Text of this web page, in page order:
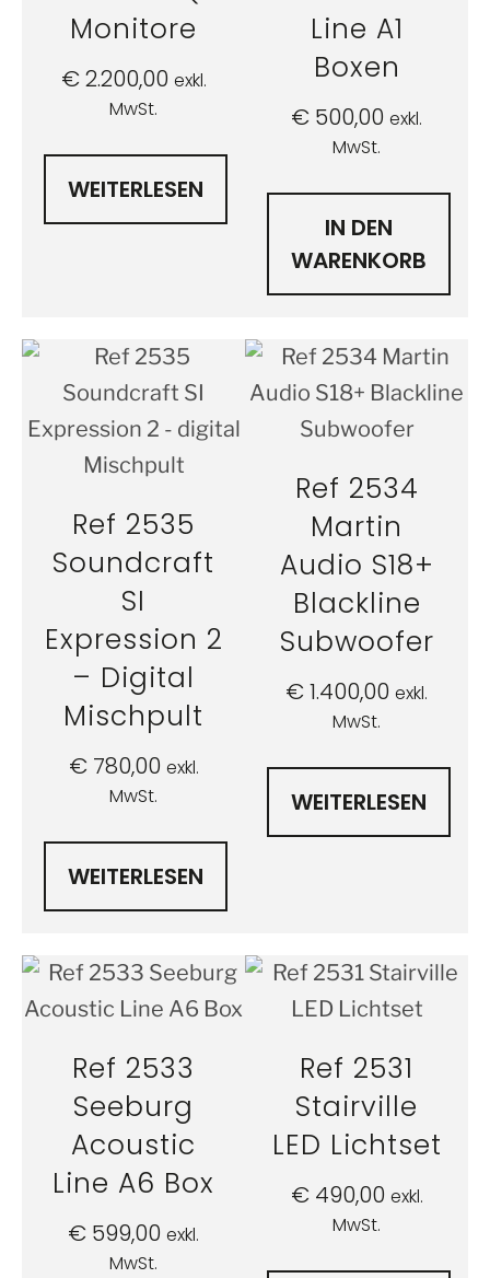
Monitore
€2.200,00 exkl.
MwSt.
WEITERLESEN
Line A1
Boxen
€ 500,00 exkl.
MwSt.
IN DEN
WARENKORB
Ref 2535
Soundcraft
SI
Expression 2
– Digital
Mischpult
€780,00 exkl.
MwSt.
WEITERLESEN
Ref 2534
Martin
Audio S18+
Blackline
Subwoofer
€1.400,00 exkl.
MwSt.
WEITERLESEN
Ref 2533
Seeburg
Acoustic
Line A6 Box
€ 599,00 exkl.
MwSt.
Ref 2531
Stairville
LED Lichtset
€490,00 exkl.
MwSt.